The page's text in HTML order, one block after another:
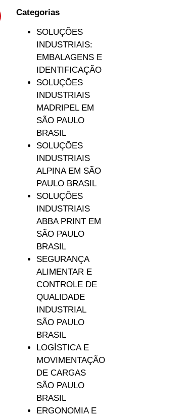
Categorias
SOLUÇÕES
INDUSTRIAIS:
EMBALAGENS E
IDENTIFICAÇÃO
SOLUÇÕES
INDUSTRIAIS
MADRIPEL EM
SÃO PAULO
BRASIL
SOLUÇÕES
INDUSTRIAIS
ALPINA EM SÃO
PAULO BRASIL
SOLUÇÕES
INDUSTRIAIS
ABBA PRINT EM
SÃO PAULO
BRASIL
SEGURANÇA
ALIMENTAR E
CONTROLE DE
QUALIDADE
INDUSTRIAL
SÃO PAULO
BRASIL
LOGÍSTICA E
MOVIMENTAÇÃO
DE CARGAS
SÃO PAULO
BRASIL
ERGONOMIA E